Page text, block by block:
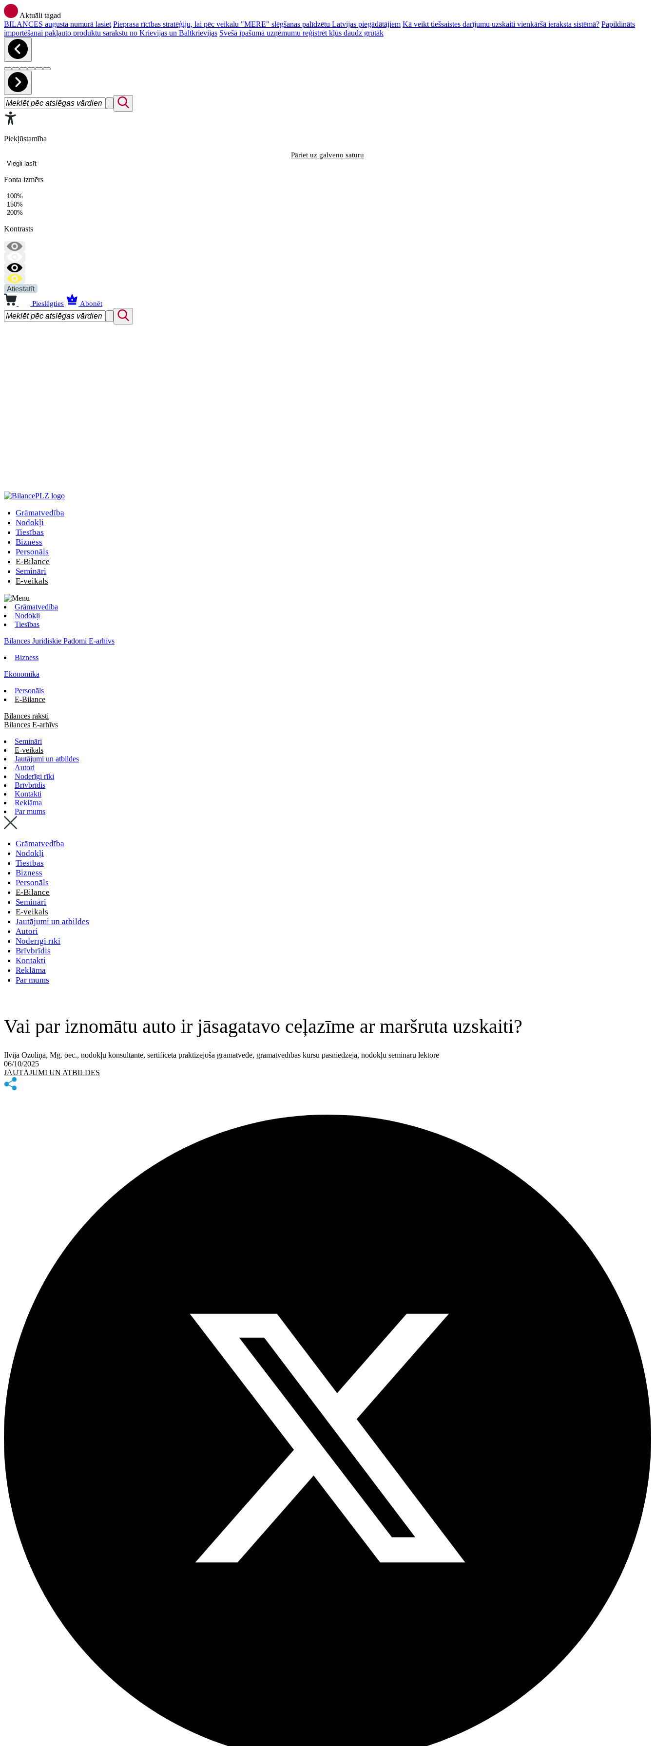
Aktuāli tagad
BILANCES augusta numurā lasiet Pieprasa rīcības stratēģiju, lai pēc veikalu "MERE" slēgšanas palīdzētu Latvijas piegādātājiem Kā veikt tiešsaistes darījumu uzskaiti vienkāršā ieraksta sistēmā? Papildināts
importēšanai pakļauto produktu sarakstu no Krievijas un Baltkrievijas Svešā īpašumā uzņēmumu reģistrēt kļūs daudz grūtāk
Piekļūstamība
Pāriet uz galveno saturu
Viegli lasīt
Fonta izmērs
100%
150%
200%
Kontrasts
Atiestatīt
Pieslēgties Abonēt
Grāmatvedība
Nodokļi
Tiesības
Bizness
Personāls
E-Bilance
Semināri
E-veikals
Grāmatvedība
Nodokļi
Tiesības
Bilances Juridiskie Padomi E-arhīvs
Bizness
Ekonomika
Personāls
E-Bilance
Bilances raksti
Bilances E-arhīvs
Semināri
E-veikals
Jautājumi un atbildes
Autori
Noderīgi rīki
Brīvbrīdis
Kontakti
Reklāma
Par mums
Grāmatvedība
Nodokļi
Tiesības
Bizness
Personāls
E-Bilance
Semināri
E-veikals
Jautājumi un atbildes
Autori
Noderīgi rīki
Brīvbrīdis
Kontakti
Reklāma
Par mums
Vai par iznomātu auto ir jāsagatavo ceļazīme ar maršruta uzskaiti?
Ilvija Ozoliņa, Mg. oec., nodokļu konsultante, sertificēta praktizējoša grāmatvede, grāmatvedības kursu pasniedzēja, nodokļu semināru lektore
06/10/2025
JAUTĀJUMI UN ATBILDES